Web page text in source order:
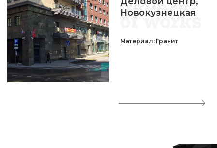
Новокузнецкая
Материал: Гранит